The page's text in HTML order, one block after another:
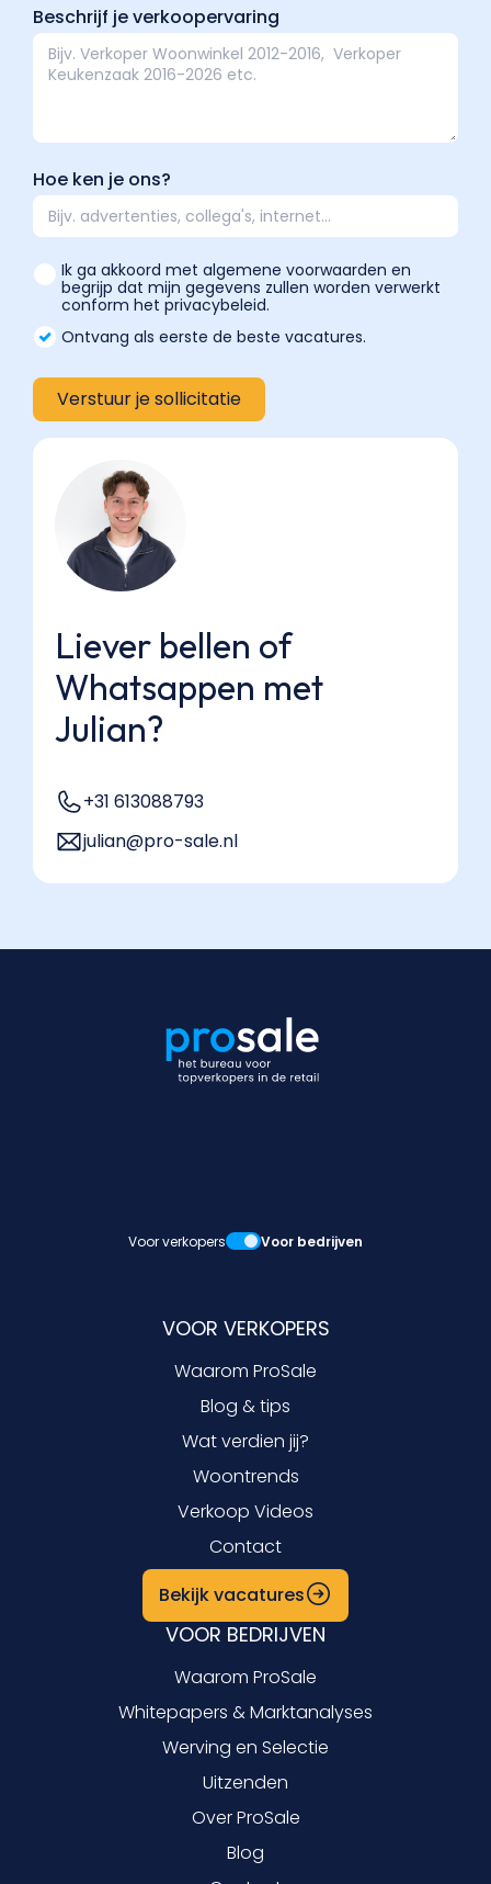
Beschrijf je verkoopervaring
Hoe ken je ons?
Ik ga akkoord met algemene voorwaarden en
begrijp dat mijn gegevens zullen worden verwerkt
conform het privacybeleid.
Ontvang als eerste de beste vacatures.
Liever bellen of
Whatsappen met
Julian?
+31 613088793
julian@pro-sale.nl
Voor verkopers Voor bedrijven
VOOR VERKOPERS
Waarom ProSale
Blog & tips
Wat verdien jij?
Woontrends
Verkoop Videos
Contact
Bekijk vacatures
VOOR BEDRIJVEN
Waarom ProSale
Whitepapers & Marktanalyses
Werving en Selectie
Uitzenden
Over ProSale
Blog